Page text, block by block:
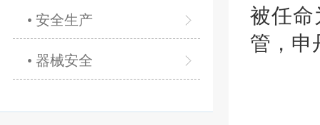
• 安全生产
• 器械安全
被任命
管，申